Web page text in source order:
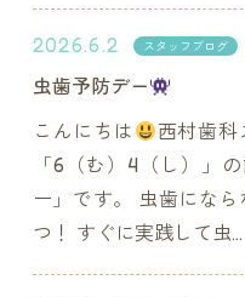
2026.6.2 スタッフブログ
虫歯予防デー
こんにちは
西村歯科
「6（む）4（し）」
ー」です。 虫歯にな
つ！ すぐに実践して虫...